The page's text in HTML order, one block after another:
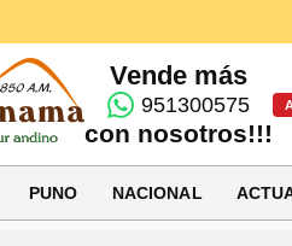
Vende más
951300575
con nosotros!!!
PUNO NACIONAL